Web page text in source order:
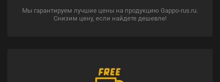
Мы гарантируем лучшие цены на продукцию Gappo-rus.ru.
Снизим цену, если найдете дешевле!